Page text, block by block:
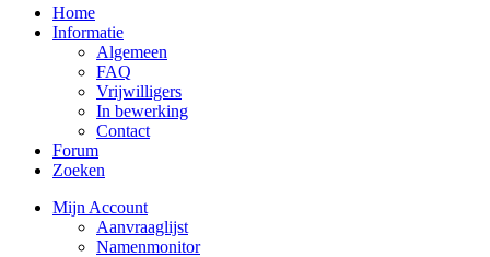
Home
Informatie
Algemeen
FAQ
Vrijwilligers
In bewerking
Contact
Forum
Zoeken
Mijn Account
Aanvraaglijst
Namenmonitor